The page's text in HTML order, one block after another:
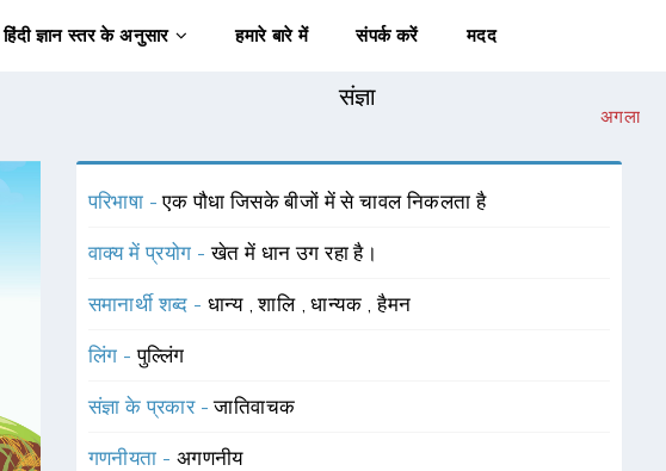
हिंदी ज्ञान स्तर के अनुसार हमारे बारे में संपर्क करें मदद
संज्ञा
अगला
परिभाषा -एक पौधा जिसके बीजों में से चावल निकलता है
वाक्य में प्रयोग -खेत में धान उग रहा है।
समानार्थी शब्द - धान्य ,शालि ,धान्यक ,हैमन
लिंग -पुल्लिंग
संज्ञा के प्रकार -जातिवाचक
गणनीयता - अगणनीय